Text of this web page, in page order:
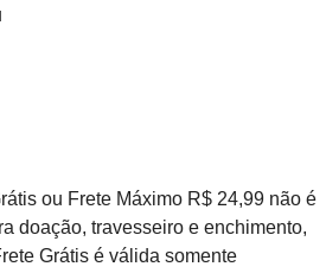
ou Frete Máximo R$ 24,99 não é
doação, travesseiro e enchimento,
Grátis é válida somente